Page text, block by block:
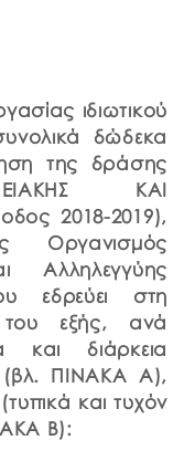
ιδιωτικού
δώδεκα
της δράσης
ΚΑΙ
2018-2019),
Οργανισμός
Αλληλεγγύης
εδρεύει στη
του εξής, ανά
και διάρκεια
ΠΙΝΑΚΑ Α),
και τυχόν
Β):